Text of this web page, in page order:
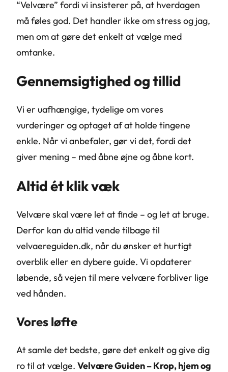
“Velvære” fordi vi insisterer på, at hverdagen
må føles god. Det handler ikke om stress og jag,
men om at gøre det enkelt at vælge med
omtanke.
Gennemsigtighed og tillid
Vi er uafhængige, tydelige om vores
vurderinger og optaget af at holde tingene
enkle. Når vi anbefaler, gør vi det, fordi det
giver mening – med åbne øjne og åbne kort.
Altid ét klik væk
Velvære skal være let at finde – og let at bruge.
Derfor kan du altid vende tilbage til
velvaereguiden.dk, når du ønsker et hurtigt
overblik eller en dybere guide. Vi opdaterer
løbende, så vejen til mere velvære forbliver lige
ved hånden.
Vores løfte
At samle det bedste, gøre det enkelt og give dig
ro til at vælge. Velvære Guiden – Krop, hjem og